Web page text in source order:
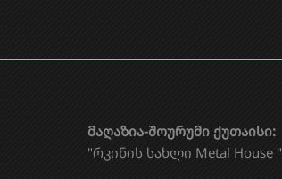
მაღაზია-შოურუმი ქუთაისი:
"რკინის სახლი Metal House "